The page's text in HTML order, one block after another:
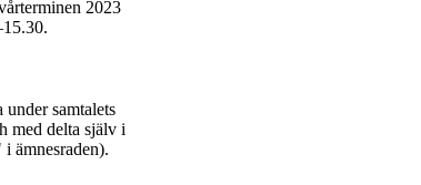
2023
samtalets
med delta själv i
ämnesraden).